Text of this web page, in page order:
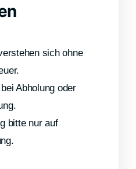
sich ohne
Abholung oder
bitte nur auf